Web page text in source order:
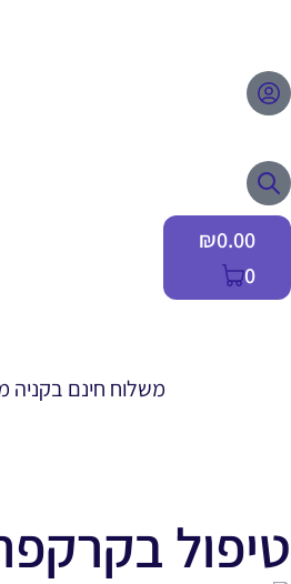
₪0.00
0
משלוח חינם בקניה מעל
טיפול